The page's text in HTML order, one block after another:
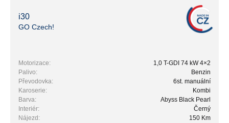
i30
GO Czech!
Motorizace:
1,0 T-GDI 74 kW 4×2
Palivo:
Benzin
Převodovka:
6st. manuální
Karoserie:
Kombi
Barva:
Abyss Black Pearl
Interiér:
Černý
Nájezd:
150 Km